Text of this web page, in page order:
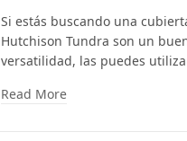
Si estás buscando una
Hutchison Tundra son un
versatilidad, las puedes
Read More